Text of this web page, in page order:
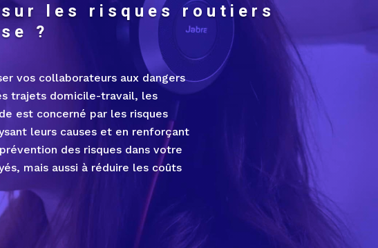
sur les risques routiers
?
vos collaborateurs aux dangers
trajets domicile-travail, les
est concerné par les risques
leurs causes et en renforçant
des risques dans votre
mais aussi à réduire les coûts